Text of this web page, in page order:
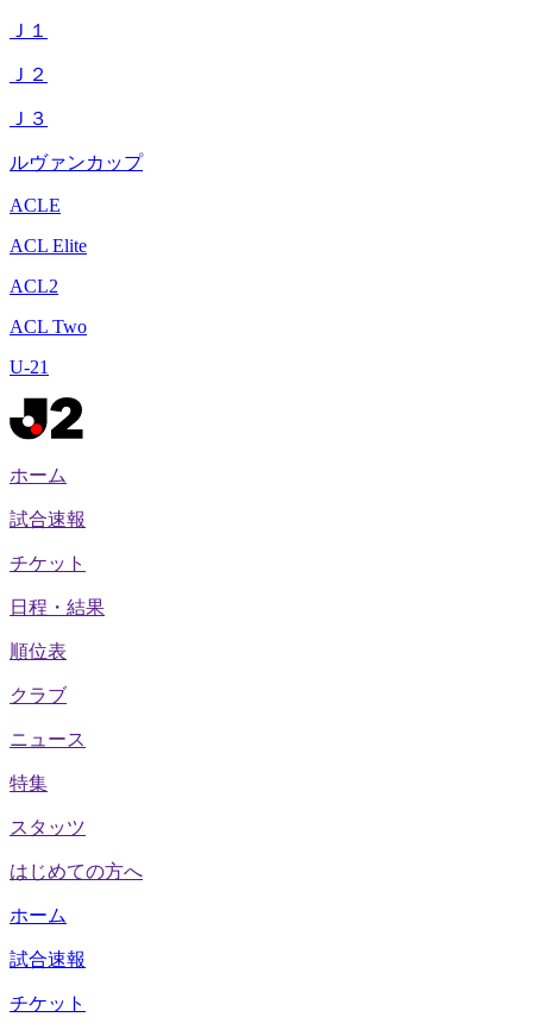
Ｊ１
Ｊ２
Ｊ３
ルヴァンカップ
ACLE
ACL Elite
ACL2
ACL Two
U-21
ホーム
試合速報
チケット
日程・結果
順位表
クラブ
ニュース
特集
スタッツ
はじめての方へ
ホーム
試合速報
チケット